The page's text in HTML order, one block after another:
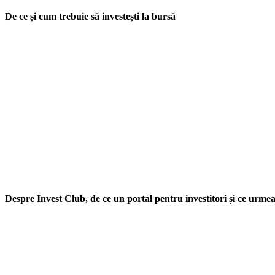
De ce și cum trebuie să investești la bursă
Despre Invest Club, de ce un portal pentru investitori și ce